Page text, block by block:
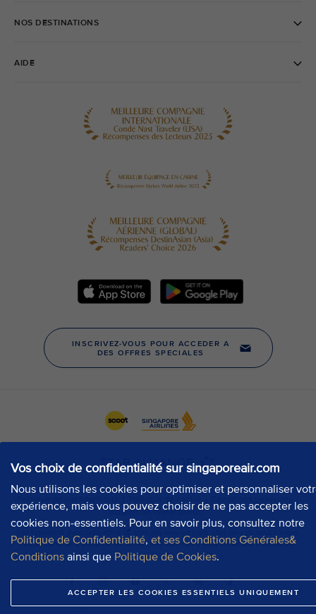
Vos choix de confidentialité sur singaporeair.com
Nous utilisons les cookies pour optimiser et personnaliser
expérience, mais vous pouvez choisir de ne pas accepter les
cookies non-essentiels. Pour en savoir plus, consultez notre
Politique de Confidentialité, et ses Conditions Générales&
Conditions ainsi que Politique de Cookies.
ACCEPTER LES COOKIES ESSENTIELS UNIQUEMENT